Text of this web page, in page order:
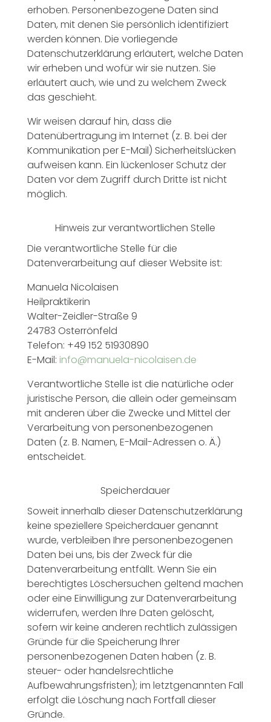
erhoben. Personenbezogene Daten sind
Daten, mit denen Sie persönlich identifiziert
werden können. Die vorliegende
Datenschutzerklärung erläutert, welche Daten
wir erheben und wofür wir sie nutzen. Sie
erläutert auch, wie und zu welchem Zweck
das geschieht.
Wir weisen darauf hin, dass die
Datenübertragung im Internet (z. B. bei der
Kommunikation per E-Mail) Sicherheitslücken
aufweisen kann. Ein lückenloser Schutz der
Daten vor dem Zugriff durch Dritte ist nicht
möglich.
Hinweis zur verantwortlichen Stelle
Die verantwortliche Stelle für die
Datenverarbeitung auf dieser Website ist:
Manuela Nicolaisen
Heilpraktikerin
Walter-Zeidler-Straße 9
24783 Osterrönfeld
Telefon: +49 152 51930890
E-Mail: info@manuela-nicolaisen.de
Verantwortliche Stelle ist die natürliche oder
juristische Person, die allein oder gemeinsam
mit anderen über die Zwecke und Mittel der
Verarbeitung von personenbezogenen
Daten (z. B. Namen, E-Mail-Adressen o. Ä.)
entscheidet.
Speicherdauer
Soweit innerhalb dieser Datenschutzerklärung
keine speziellere Speicherdauer genannt
wurde, verbleiben Ihre personenbezogenen
Daten bei uns, bis der Zweck für die
Datenverarbeitung entfällt. Wenn Sie ein
berechtigtes Löschersuchen geltend machen
oder eine Einwilligung zur Datenverarbeitung
widerrufen, werden Ihre Daten gelöscht,
sofern wir keine anderen rechtlich zulässigen
Gründe für die Speicherung Ihrer
personenbezogenen Daten haben (z. B.
steuer- oder handelsrechtliche
Aufbewahrungsfristen); im letztgenannten Fall
erfolgt die Löschung nach Fortfall dieser
Gründe.